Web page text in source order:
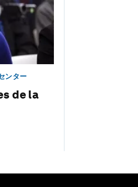
ンター
de la